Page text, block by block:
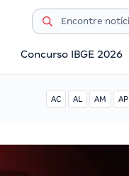
Concurso IBGE 2026
AC AL AM AP